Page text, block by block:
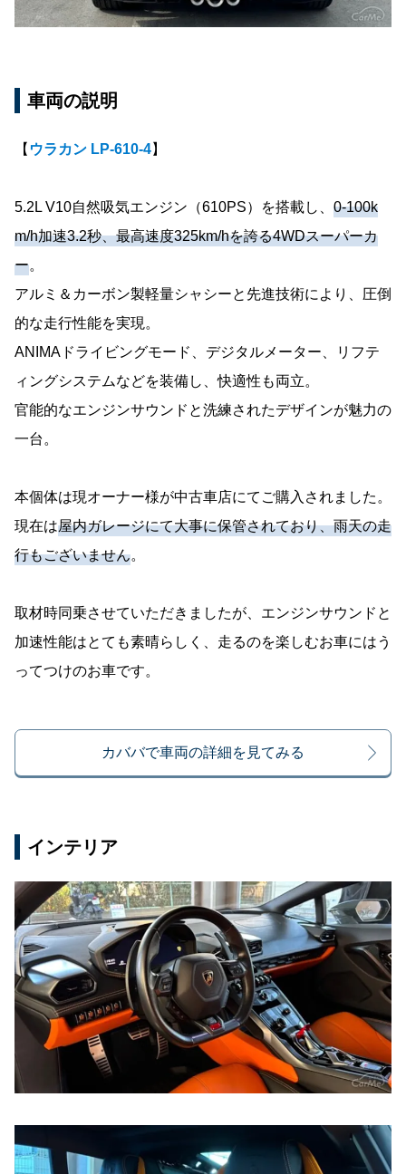
車両の説明
【 ウラカン LP-610-4】
5.2L V10自然吸気エンジン（610PS）を搭載し、 0-100k
m/h加速3.2秒、最高速度325km/hを誇る4WDスーパーカ
ー。
アルミ＆カーボン製軽量シャシーと先進技術により、圧倒
的な走行性能を実現。
ANIMAドライビングモード、デジタルメーター、リフテ
ィングシステムなどを装備し、快適性も両立。
官能的なエンジンサウンドと洗練されたデザインが魅力の
一台。
本個体は現オーナー様が中古車店にてご購入されました。
現在は屋内ガレージにて大事に保管されており、雨天の走
行もございません。
取材時同乗させていただきましたが、エンジンサウンドと
加速性能はとても素晴らしく、走るのを楽しむお車にはう
ってつけのお車です。
カババで車両の詳細を見てみる
インテリア